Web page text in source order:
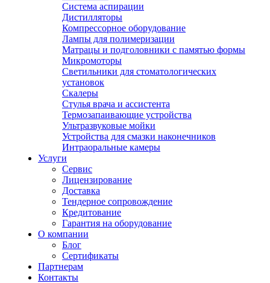
Система аспирации
Дистилляторы
Компрессорное оборудование
Лампы для полимеризации
Матрацы и подголовники с памятью формы
Микромоторы
Светильники для стоматологических
установок
Скалеры
Стулья врача и ассистента
Термозапаивающие устройства
Ультразвуковые мойки
Устройства для смазки наконечников
Интраоральные камеры
Услуги
Сервис
Лицензирование
Доставка
Тендерное сопровождение
Кредитование
Гарантия на оборудование
О компании
Блог
Сертификаты
Партнерам
Контакты